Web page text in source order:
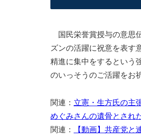
国民栄誉賞授与の意思
ズンの活躍に祝意を表す
精進に集中をするという
のいっそうのご活躍をお
関連： 立憲・生方氏の主
めぐみさんの遺骨とされ
関連：
【動画】共産党